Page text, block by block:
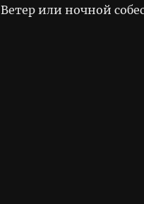
Ветер или ночной